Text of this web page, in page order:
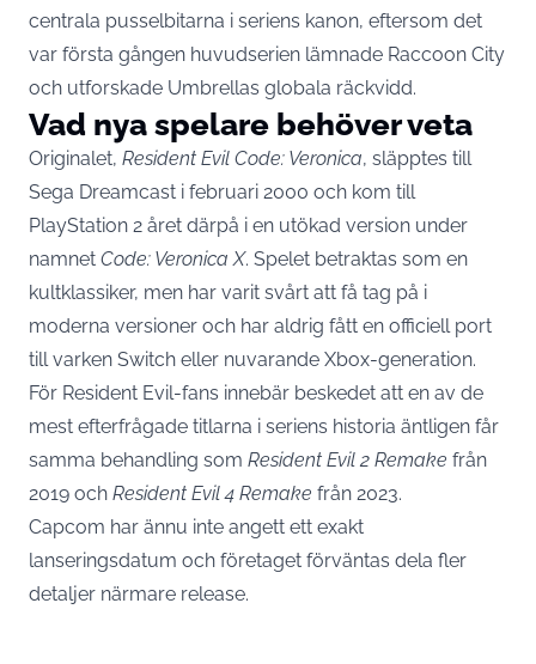
centrala pusselbitarna i seriens kanon, eftersom det
var första gången huvudserien lämnade Raccoon City
och utforskade Umbrellas globala räckvidd.
Vad nya spelare behöver veta
Originalet, Resident Evil Code: Veronica, släpptes till
Sega Dreamcast i februari 2000 och kom till
PlayStation 2 året därpå i en utökad version under
namnet Code: Veronica X. Spelet betraktas som en
kultklassiker, men har varit svårt att få tag på i
moderna versioner och har aldrig fått en officiell port
till varken Switch eller nuvarande Xbox-generation.
För Resident Evil-fans innebär beskedet att en av de
mest efterfrågade titlarna i seriens historia äntligen får
samma behandling som Resident Evil 2 Remake från
2019 och Resident Evil 4 Remake från 2023.
Capcom har ännu inte angett ett exakt
lanseringsdatum och företaget förväntas dela fler
detaljer närmare release.